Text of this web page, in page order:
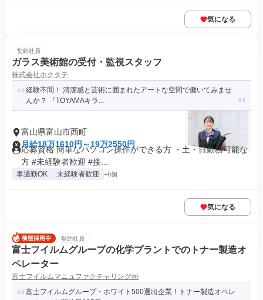
気になる
契約社員
ガラス美術館の受付・監視スタッフ
株式会社ホクタテ
経験不問！ 清潔感と芸術に囲まれたアートな空間で働いてみませ
んか？ 『TOYAMAキラ...
富山県富山市西町
月給18万1610円～19万2550円
応募資格 簡単なパソコン操作ができる方 ・土・日勤務可能な
方 #未経験者歓迎 #接...
車通勤OK 未経験者歓迎 +6個
気になる
契約社員
富士フイルムグループの化学プラントでのトナー製造オ
ペレーター
富士フイルムマニュファクチャリング㈱
富士フイルムグループ・ホワイト500選出企業！トナー製造オペレ